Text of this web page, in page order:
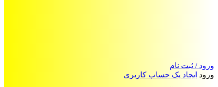
ورود / ثبت نام
ورود ایجاد یک حساب کاربری